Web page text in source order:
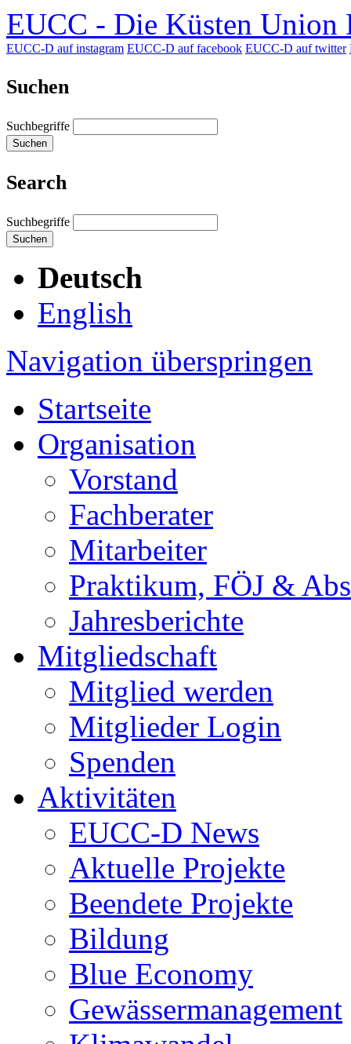
EUCC - Die Küsten Union
EUCC-D auf instagram EUCC-D auf facebook EUCC-D auf twitter
Suchen
Suchbegriffe
Suchen
Search
Suchbegriffe
Suchen
Deutsch
English
Navigation überspringen
Startseite
Organisation
Vorstand
Fachberater
Mitarbeiter
Praktikum, FÖJ &
Jahresberichte
Mitgliedschaft
Mitglied werden
Mitglieder Login
Spenden
Aktivitäten
EUCC-D News
Aktuelle Projekte
Beendete Projekte
Bildung
Blue Economy
Gewässermanagement